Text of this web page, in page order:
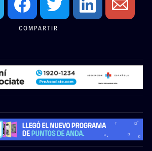
COMPARTIR